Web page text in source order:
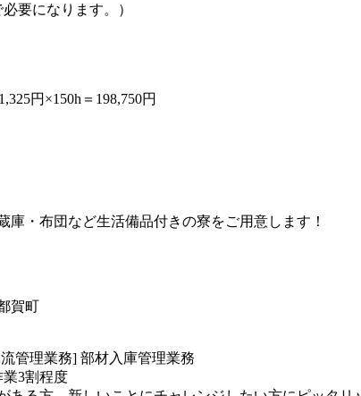
要になります。）
円×150h＝198,750円
庫・布団など生活備品付きの寮をご用意します！
賀町
管理業務] 部材入庫管理業務
3割程度